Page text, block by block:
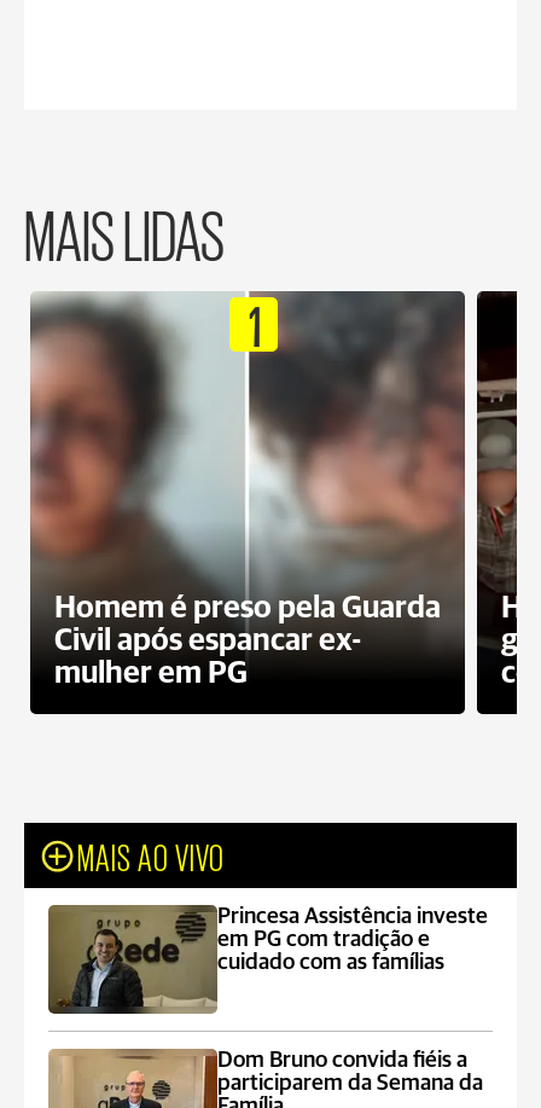
MAIS LIDAS
1
Homem é preso pela Guarda
Civil após espancar ex-
mulher em PG
MAIS AO VIVO
Princesa Assistência investe
em PG com tradição e
cuidado com as famílias
Dom Bruno convida fiéis a
participarem da Semana da